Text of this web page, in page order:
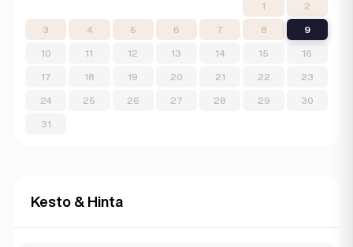
1 2
3 4 5 6 7 8 9
10 11 12 13 14 15 16
17 18 19 20 21 22 23
24 25 26 27 28 29 30
31
Kesto & Hinta